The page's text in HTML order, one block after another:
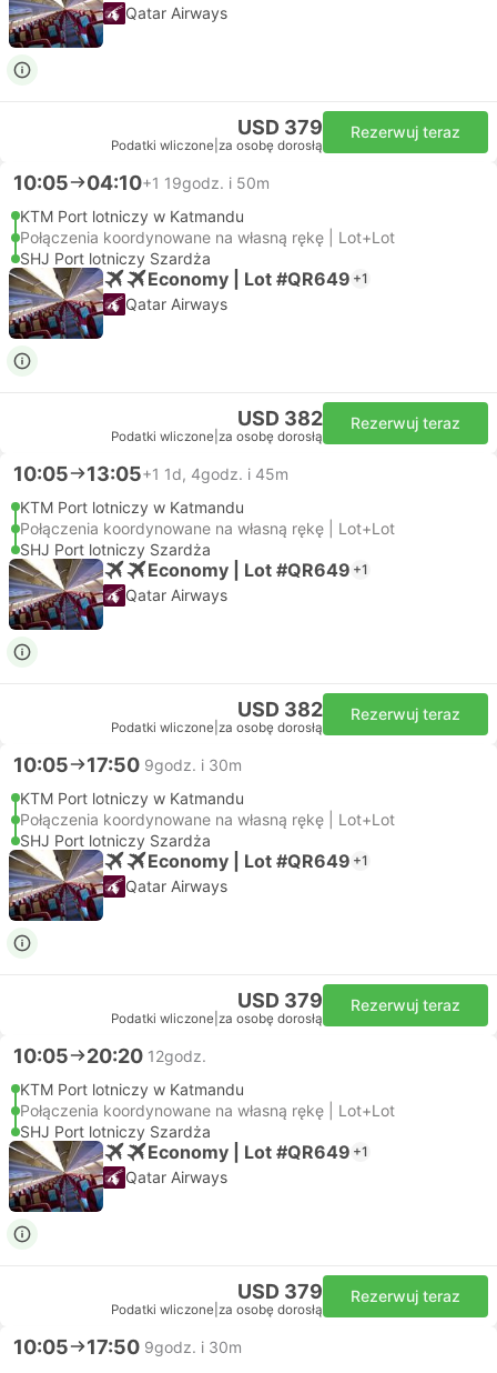
Qatar Airways
USD 379
Podatki wliczone za osobę dorosłą
Rezerwuj teraz
10:05 04:10+1 19godz. i 50m
KTM Port lotniczy w Katmandu
Połączenia koordynowane na własną rękę | Lot+Lot
SHJ Port lotniczy Szardża
Economy | Lot #QR649 +1
Qatar Airways
USD 382
Podatki wliczone za osobę dorosłą
Rezerwuj teraz
10:05 13:05+1 1d, 4godz. i 45m
KTM Port lotniczy w Katmandu
Połączenia koordynowane na własną rękę | Lot+Lot
SHJ Port lotniczy Szardża
Economy | Lot #QR649 +1
Qatar Airways
USD 382
Podatki wliczone za osobę dorosłą
Rezerwuj teraz
10:05 17:50 9godz. i 30m
KTM Port lotniczy w Katmandu
Połączenia koordynowane na własną rękę | Lot+Lot
SHJ Port lotniczy Szardża
Economy | Lot #QR649 +1
Qatar Airways
USD 379
Podatki wliczone za osobę dorosłą
Rezerwuj teraz
10:05 20:20 12godz.
KTM Port lotniczy w Katmandu
Połączenia koordynowane na własną rękę | Lot+Lot
SHJ Port lotniczy Szardża
Economy | Lot #QR649 +1
Qatar Airways
USD 379
Podatki wliczone za osobę dorosłą
Rezerwuj teraz
10:05 17:50 9godz. i 30m